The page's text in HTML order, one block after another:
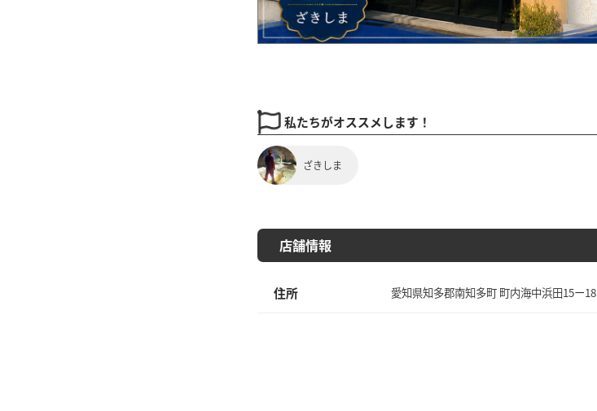
私たちがオススメします！
ざきしま
店舗情報
住所 愛知県知多郡南知多町 町内海中浜田15ー18